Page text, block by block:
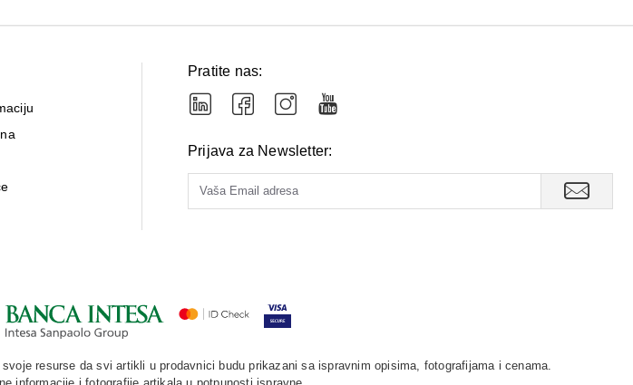
Pratite nas:
Prijava za Newsletter:
resurse da svi artikli u prodavnici budu prikazani sa ispravnim opisima, fotografijama i cenama.